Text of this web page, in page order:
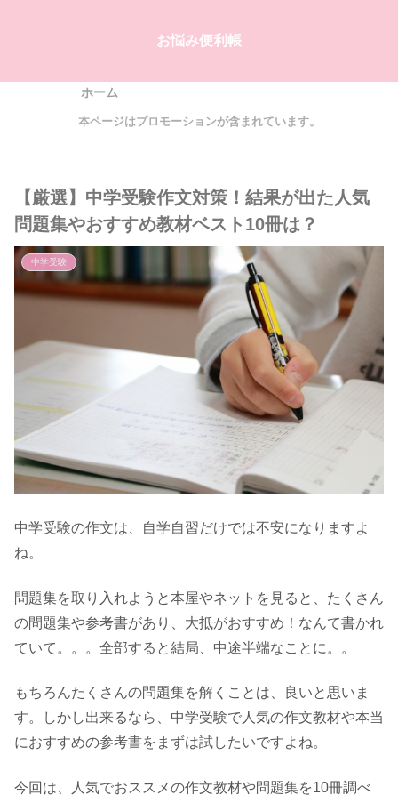
お悩み便利帳
ホーム
本ページはプロモーションが含まれています。
【厳選】中学受験作文対策！結果が出た人気
問題集やおすすめ教材ベスト10冊は？
中学受験
中学受験の作文は、自学自習だけでは不安になりますよ
ね。
問題集を取り入れようと本屋やネットを見ると、たくさん
の問題集や参考書があり、大抵がおすすめ！なんて書かれ
ていて。。。全部すると結局、中途半端なことに。。
もちろんたくさんの問題集を解くことは、良いと思いま
す。しかし出来るなら、中学受験で人気の作文教材や本当
におすすめの参考書をまずは試したいですよね。
今回は、人気でおススメの作文教材や問題集を10冊調べ